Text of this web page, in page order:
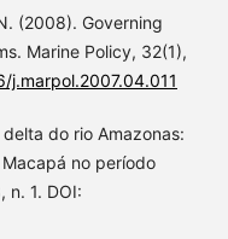
(2008). Governing
Marine Policy, 32(1),
j.marpol.2007.04.011
do rio Amazonas:
no período
n. 1. DOI: